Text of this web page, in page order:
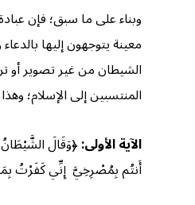
وبناء على ما سبق؛ فإن
معينة يتوجهون إليها
الشيطان من غير تصوير أو
المنتسبين إلى الإسلام؛
الآية الأولى:﴿وَقَالَ
أَنتُم بِمُصْرِخِيَّ إِنِّي كَفَرْتُ